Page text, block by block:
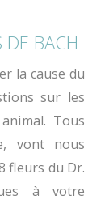
DE BACH
la cause du
sur les
Tous
vont nous
fleurs du Dr.
à votre